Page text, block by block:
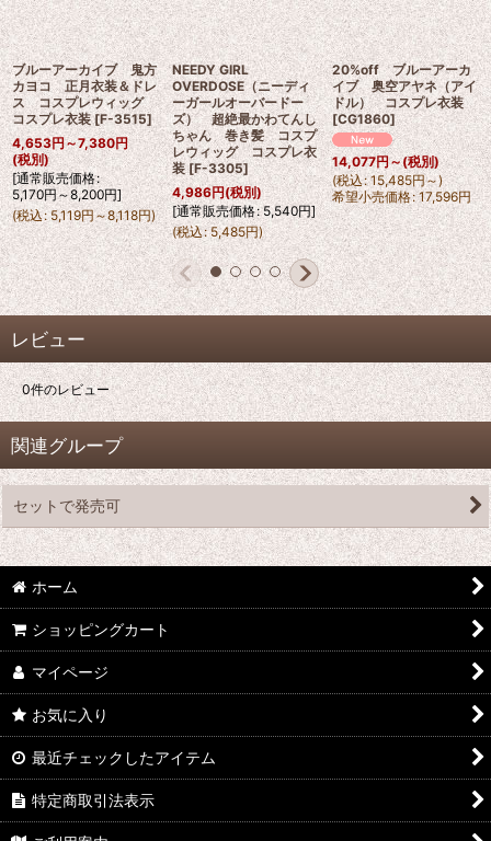
ブルーアーカイブ 鬼方
カヨコ 正月衣装＆ドレ
ス コスプレウィッグ
コスプレ衣装 [F-3515]
4,653円～7,380円
(税別)
[通常販売価格:
5,170円～8,200円]
(税込: 5,119円～8,118円)
NEEDY GIRL
OVERDOSE（ニーディ
ーガールオーバードー
ズ） 超絶最かわてんし
ちゃん 巻き髪 コスプ
レウィッグ コスプレ衣
装 [F-3305]
4,986円(税別)
[通常販売価格: 5,540円]
(税込 : 5,485円)
20%off ブルーアーカ
イブ 奥空アヤネ（アイ
ドル） コスプレ衣装
[CG1860]
14,077円～(税別)
(税込: 15,485円～)
希望小売価格: 17,596円
レビュー
0件のレビュー
関連グループ
セットで発売可
ホーム
ショッピングカート
マイページ
お気に入り
最近チェックしたアイテム
特定商取引法表示